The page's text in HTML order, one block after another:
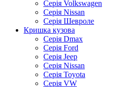
Серія Volkswagen
Серія Nissan
Серія Шевроле
Кришка кузова
Серія Dmax
Серія Ford
Серія Jeep
Серія Nissan
Серія Toyota
Серія VW